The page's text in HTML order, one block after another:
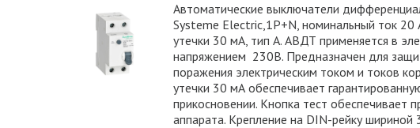
Автоматические выключатели
Systeme Electric,1P+N, номинальный ток 20
утечки 30 мА, тип А. АВДТ применяется в
напряжением 230В. Предназначен для
поражения электрическим током и токов
утечки 30 мА обеспечивает
прикосновении. Кнопка тест обеспечивает
аппарата. Крепление на DIN-рейку